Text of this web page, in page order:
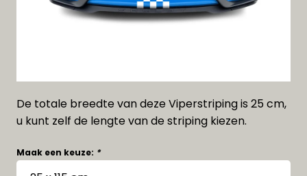
De totale breedte van deze Viperstriping is 25 cm,
u kunt zelf de lengte van de striping kiezen.
Maak een keuze: *